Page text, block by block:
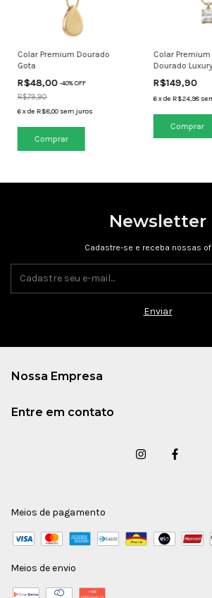
Colar Premium Dourado
Gota
R$48,00-40% OFF
R$79,90
6xdeR$8,00sem juros
Colar Premium
Dourado
R$149,90
6xdeR$24,98
Newsletter
Cadastre-se e receba nossas
Nossa Empresa
Entre em contato
Meios de pagamento
Meios de envio